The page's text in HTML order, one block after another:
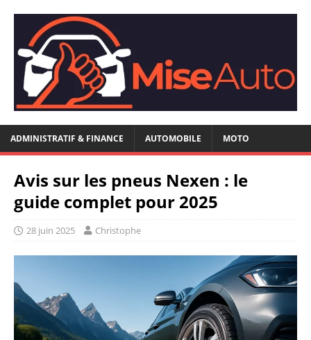
ADMINISTRATIF & FINANCE AUTOMOBILE MOTO
Avis sur les pneus Nexen : le
guide complet pour 2025
28 juin 2025 Christophe